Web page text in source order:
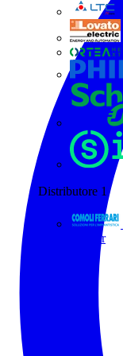
Distributore 1
Tutti i partner